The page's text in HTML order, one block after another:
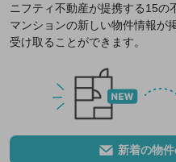
ニフティ不動産が提携する15の
マンションの新しい物件情報が
受け取ることができます。
新着の物